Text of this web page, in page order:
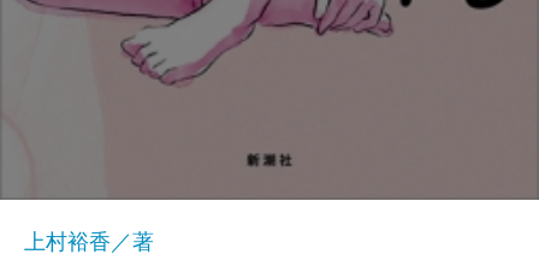
上村裕香／著